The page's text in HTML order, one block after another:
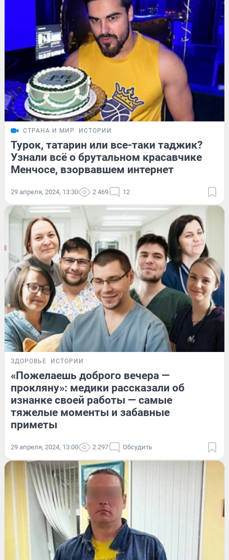
СТРАНА И МИР ИСТОРИИ
Турок, татарин или все-таки таджик?
Узнали всё о брутальном красавчике
Менчосе, взорвавшем интернет
29 апреля, 2024, 13:30 2 469 12
ЗДОРОВЬЕ ИСТОРИИ
«Пожелаешь доброго вечера —
прокляну»: медики рассказали об
изнанке своей работы — самые
тяжелые моменты и забавные
приметы
29 апреля, 2024, 13:00 2 297 Обсудить